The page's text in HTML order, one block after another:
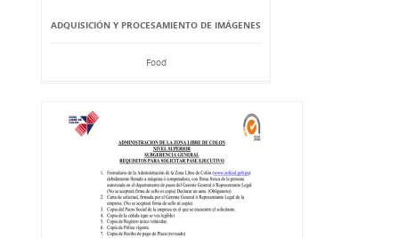
ADQUISICIÓN Y PROCESAMIENTO DE IMÁGENES
Food